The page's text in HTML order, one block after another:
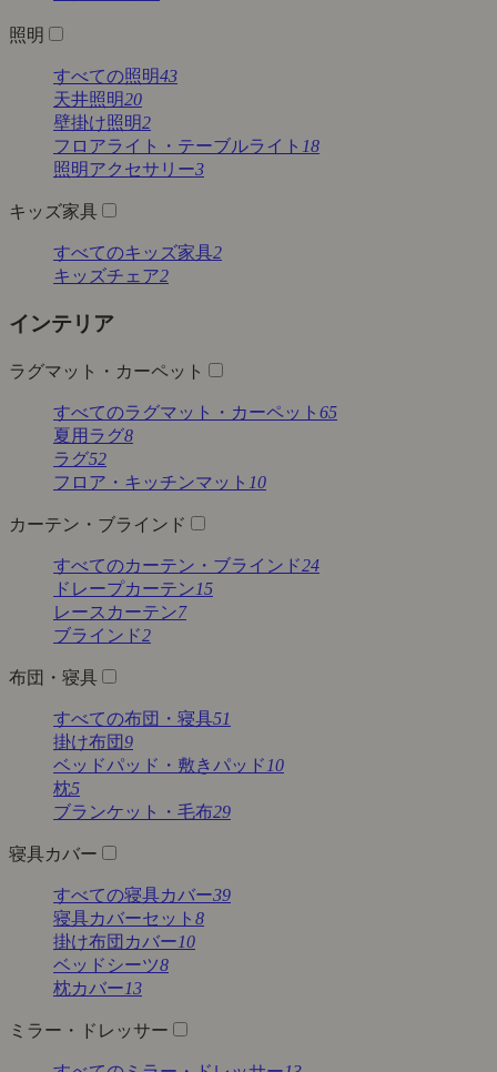
照明
すべての照明43
天井照明20
壁掛け照明2
フロアライト・テーブルライト 18
照明アクセサリー3
キッズ家具
すべてのキッズ家具2
キッズチェア2
インテリア
ラグマット・カーペット
すべてのラグマット・カーペット 65
夏用ラグ8
ラグ52
フロア・キッチンマット 10
カーテン・ブラインド
すべてのカーテン・ブラインド24
ドレープカーテン15
レースカーテン7
ブラインド2
布団・寝具
すべての布団・寝具51
掛け布団9
ベッドパッド・敷きパッド 10
枕5
ブランケット・毛布29
寝具カバー
すべての寝具カバー39
寝具カバーセット 8
掛け布団カバー10
ベッドシーツ8
枕カバー13
ミラー・ドレッサー